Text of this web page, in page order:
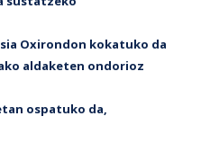
Oxirondon kokatuko da
aldaketen ondorioz
ospatuko da,